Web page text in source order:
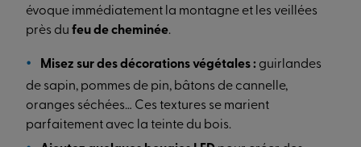
évoque immédiatement la montagne et les veillées
près du feu de cheminée.
Misez sur des décorations végétales : guirlandes
de sapin, pommes de pin, bâtons de cannelle,
oranges séchées… Ces textures se marient
parfaitement avec la teinte du bois.